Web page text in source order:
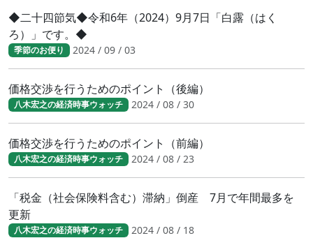
◆二十四節気◆令和6年（2024）9月7日「白露（はく
ろ）」です。◆
季節のお便り 2024 / 09 / 03
価格交渉を行うためのポイント（後編）
八木宏之の経済時事ウォッチ 2024 / 08 / 30
価格交渉を行うためのポイント（前編）
八木宏之の経済時事ウォッチ 2024 / 08 / 23
「税金（社会保険料含む）滞納」倒産 7月で年間最多を
更新
八木宏之の経済時事ウォッチ 2024 / 08 / 18